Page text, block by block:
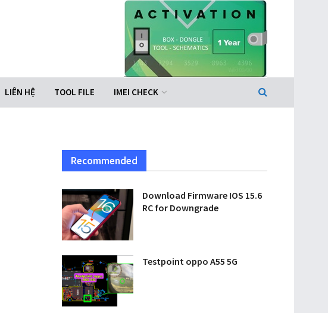
LIÊN HỆ TOOL FILE IMEI CHECK
Recommended
Download Firmware IOS 15.6
RC for Downgrade
Testpoint oppo A55 5G